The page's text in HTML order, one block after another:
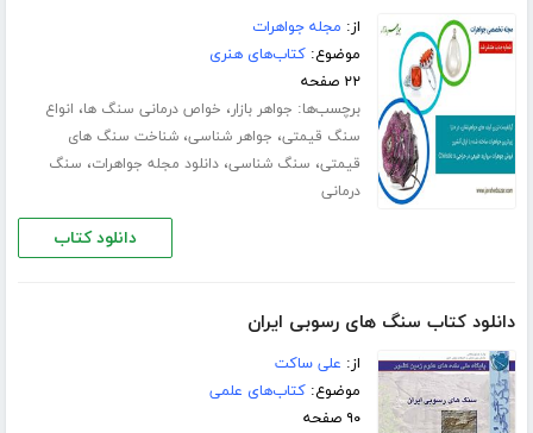
از: مجله جواهرات
موضوع:کتاب‌های هنری
۲۲ صفحه
برچسب‌ها: جواهر بازار، خواص درمانی سنگ ها، انواع
سنگ قیمتی، جواهر شناسی،شناخت سنگ های
قیمتی، سنگ شناسی،دانلود مجله جواهرات، سنگ
درمانی
دانلود کتاب
دانلود کتاب سنگ های رسوبی ایران
از: علی ساکت
موضوع:کتاب‌های علمی
۹۰ صفحه